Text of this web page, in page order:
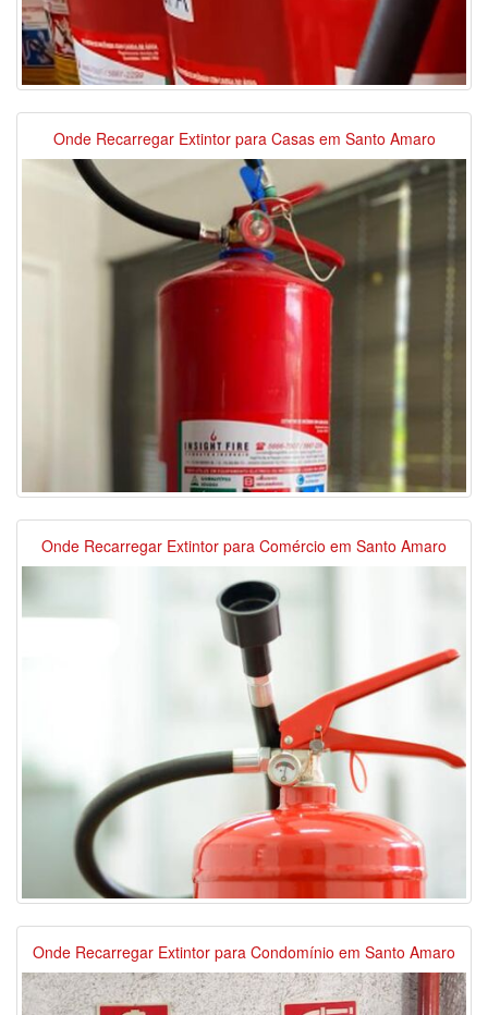
Onde Recarregar Extintor para Casas em Santo Amaro
Onde Recarregar Extintor para Comércio em Santo Amaro
Onde Recarregar Extintor para Condomínio em Santo Amaro